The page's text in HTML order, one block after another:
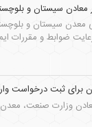
رعایت ضوابط و مقررات
برای ثبت درخواست
وزارت صنعت،